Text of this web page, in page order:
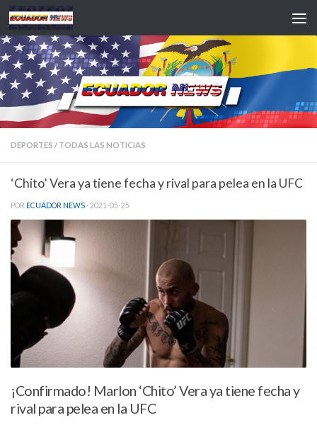
Saltar al contenido
DEPORTES / TODAS LAS NOTICIAS
‘Chito’ Vera ya tiene fecha y rival para pelea en la UFC
POR ECUADOR NEWS · 2021-05-25
¡Confirmado! Marlon ‘Chito’ Vera ya tiene fecha y
rival para pelea en la UFC